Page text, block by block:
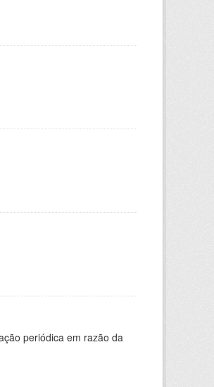
periódica em razão da